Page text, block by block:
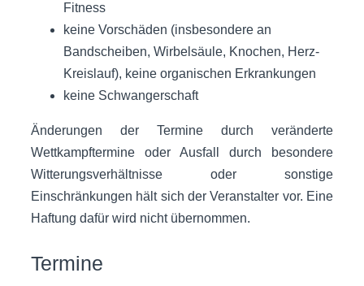
Fitness
keine Vorschäden (insbesondere an
Bandscheiben, Wirbelsäule, Knochen, Herz-
Kreislauf), keine organischen Erkrankungen
keine Schwangerschaft
Änderungen der Termine durch veränderte
Wettkampftermine oder Ausfall durch besondere
Witterungsverhältnisse oder sonstige
Einschränkungen hält sich der Veranstalter vor. Eine
Haftung dafür wird nicht übernommen.
Termine